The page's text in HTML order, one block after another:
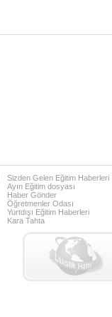
Sizden Gelen Eğitim Haberleri
Ayın Eğitim dosyası
Haber Gönder
Öğretmenler Odası
Yurtdışı Eğitim Haberleri
Kara Tahta